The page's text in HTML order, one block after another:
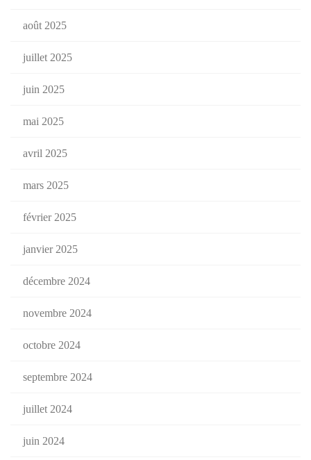
août 2025
juillet 2025
juin 2025
mai 2025
avril 2025
mars 2025
février 2025
janvier 2025
décembre 2024
novembre 2024
octobre 2024
septembre 2024
juillet 2024
juin 2024